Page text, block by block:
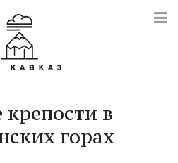
крепости в
горах